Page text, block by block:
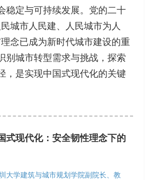
稳定与可持续发展。党的二十
城市人民建、人民城市为人
念已成为新时代城市建设的重
别城市转型需求与挑战，探索
，是实现中国式现代化的关键
式现代化：安全韧性理念下的
大学建筑与城市规划学院副院长、教